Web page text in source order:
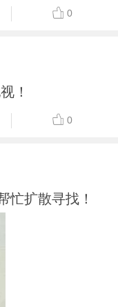
0
！
0
忙扩散寻找！